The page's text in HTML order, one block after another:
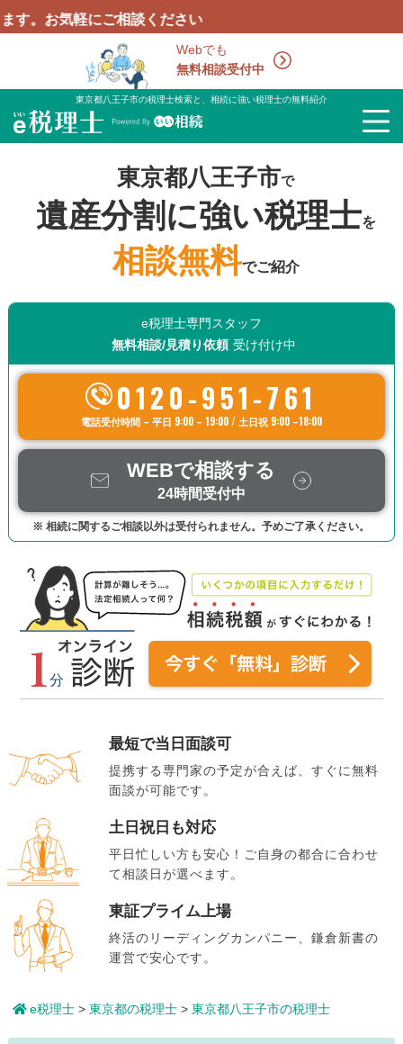
Webでも
無料相談受付中
ご相談ください
東京都八王子市の税理士検索と、相続に強い税理士の無料紹介
東京都八王子市で
遺産分割に強い税理士を
相談無料でご紹介
e税理士専門スタッフ
無料相談/見積り依頼 受け付け中
0120-951-761
電話受付時間 – 平日 9:00 – 19:00 / 土日祝 9:00 –18:00
WEBで相談する
24時間受付中
※ 相続に関するご相談以外は受付られません。予めご了承ください。
最短で当日面談可
提携する専門家の予定が合えば、すぐに無料
面談が可能です。
土日祝日も対応
平日忙しい方も安心！ご自身の都合に合わせ
て相談日が選べます。
東証プライム上場
終活のリーディングカンパニー、鎌倉新書の
運営で安心です。
e税理士> 東京都の税理士> 東京都八王子市の税理士